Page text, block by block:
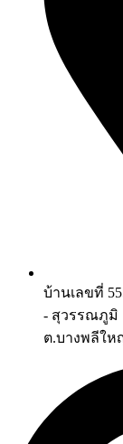
บ้านเลขที่
- สุวรรณภูมิ
ต.บางพลีให